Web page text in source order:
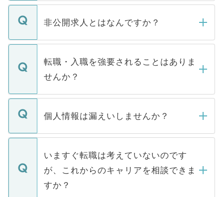
ご登録いただきましたら、弊社担当者がご
登録内容を確認し、その後メールもしくは
ます。通常、5営業日以内にはご連絡をせて
いただきますので、しばらくお待ちくださ
非公開求人とはなんですか？
マイナビDOCTORで取り扱っている求人の
うち約3割は、Webサイトからご覧いただ
けない「非公開求人」です。非公開求人は
下記の理由によって、一般には公開してい
ません。
■応募殺到を避けるため 人気のある医療機
関を公にしてしまうと、応募が殺到する場
に、医療機関が求める条件に合った人材の
みを人材紹介会社に依頼するケースが増え
ています。
転職・入職を強要されることはありま
せんか？
転職・入職を強要することは一切ありませ
ん。また、仮に応募先から内定をいただい
定を承諾する必要はありません。内定先へ
の辞退の連絡はキャリアパートナーが行い
個人情報は漏えいしませんか？
個人情報が漏えいすることはありませんの
で、ご安心ください。当サイトからの登録
などで収集したご登録者様の個人情報は、
ご本人のキャリアアップおよび転職活動の
支援を目的に使用いたします。お預かりし
いますぐ転職は考えていないのです
が、これからのキャリアを相談できま
すか？